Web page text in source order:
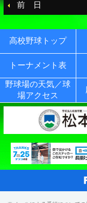
前 日
高校野球トップ
トーナメント表
野球場の天気／球
場アクセス